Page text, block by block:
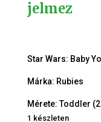
jelmez
Star Wars: Baby
Márka: Rubies
Mérete: Toddler
1 készleten